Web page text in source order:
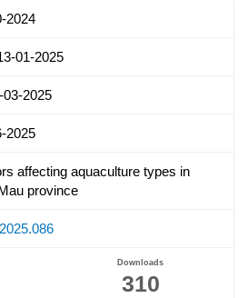
2024
01-2025
03-2025
2025
affecting aquaculture types in
province
Downloads
310